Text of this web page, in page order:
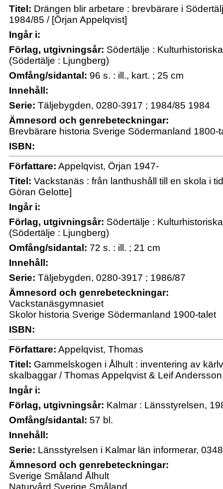
Titel: Drängen blir arbetare : brevbärare i
1984/85 / [Örjan Appelqvist]
Ingår i:
Förlag, utgivningsår: Södertälje :
(Södertälje : Ljungberg)
Omfång/sidantal: 96 s. : ill., kart. ; 25 cm
Innehåll:
Serie: Täljebygden, 0280-3917 ; 1984/85 1984
Ämnesord och genrebeteckningar:
Brevbärare historia Sverige Södermanland 1800-
ISBN:
Författare: Appelqvist, Örjan 1947-
Titel: Vackstanäs : från lanthushåll till en skola i
Göran Gelotte]
Ingår i:
Förlag, utgivningsår: Södertälje :
(Södertälje : Ljungberg)
Omfång/sidantal: 72 s. : ill. ; 21 cm
Innehåll:
Serie: Täljebygden, 0280-3917 ; 1986/87
Ämnesord och genrebeteckningar:
Vackstanäsgymnasiet
Skolor historia Sverige Södermanland 1900-talet
ISBN:
Författare: Appelqvist, Thomas
Titel: Gammelskogen i Ålhult : inventering av
skalbaggar / Thomas Appelqvist & Leif Andersson
Ingår i:
Förlag, utgivningsår: Kalmar : Länsstyrelsen,
Omfång/sidantal: 57 bl.
Innehåll:
Serie: Länsstyrelsen i Kalmar län informerar,
Ämnesord och genrebeteckningar:
Sverige Småland Ålhult
Naturvård Sverige Småland